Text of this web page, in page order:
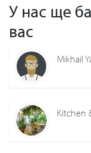
У нас ще
вас
Mikhail
Kitchen